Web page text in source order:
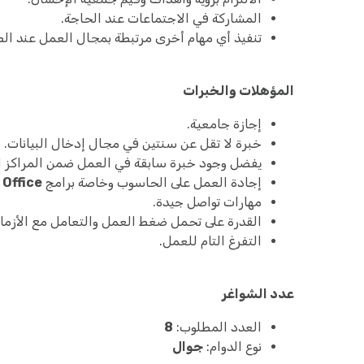
المشاركة في الاجتماعات عند الحاجة.
تنفيذ أي مهام أخرى مرتبطة بمجال العمل عند
المؤهلات والخبرات
إجازة جامعية.
خبرة لا تقل عن سنتين في مجال إدخال البيانات.
يفضل وجود خبرة سابقة في العمل ضمن المراكز
إجادة العمل على الحاسوب وخاصة برامج Office
مهارات تواصل جيدة.
القدرة على تحمل ضغط العمل والتعامل مع
التفرغ التام للعمل.
عدد الشواغر
العدد المطلوب: 8
نوع الدوام: جوال